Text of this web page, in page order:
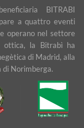
BITRABI
a quattro eventi
operano nel settore
ottica, la Bitrabì ha
di Madrid, alla
di Norimberga.